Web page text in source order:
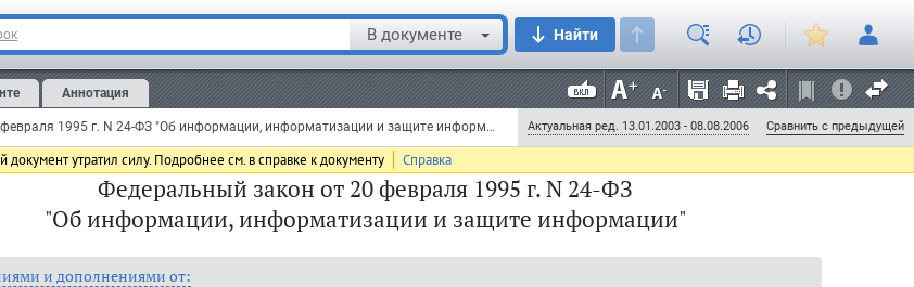
В документе Найти
Аннотация
Федеральный закон от 20 февраля 1995 г. N 24-ФЗ "Об информации, информатизации и защите информации" (с изменениями и дополнениями) (утратил силу) Актуальная ред. 13.01.2003 - 08.08.2006 Сравнить с предыдущей
утратил силу. Подробнее см. в справке к документу Справка
Федеральный закон от 20 февраля 1995 г. N 24-ФЗ
"Об информации, информатизации и защите информации"
и дополнениями от: